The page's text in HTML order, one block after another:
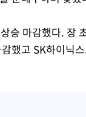
승 마감했다. 장
했고 SK하이닉